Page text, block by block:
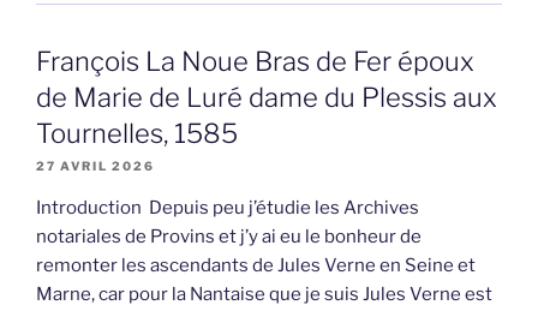
François La Noue Bras de Fer époux
de Marie de Luré dame du Plessis aux
Tournelles, 1585
27 AVRIL 2026
Introduction Depuis peu j’étudie les Archives
notariales de Provins et j’y ai eu le bonheur de
remonter les ascendants de Jules Verne en Seine et
Marne, car pour la Nantaise que je suis Jules Verne est